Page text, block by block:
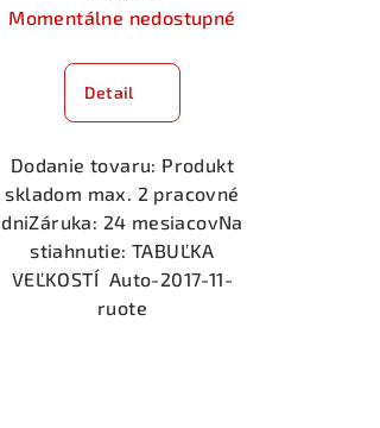
Momentálne nedostupné
Detail
Dodanie tovaru: Produkt
skladom max. 2 pracovné
dniZáruka: 24 mesiacovNa
stiahnutie: TABUĽKA
VEĽKOSTÍ Auto-2017-11-
ruote